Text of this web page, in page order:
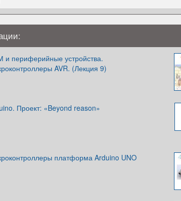
и периферийные устройства.
AVR. (Лекция 9)
Проект: «Beyond reason»
платформа Arduino UNO